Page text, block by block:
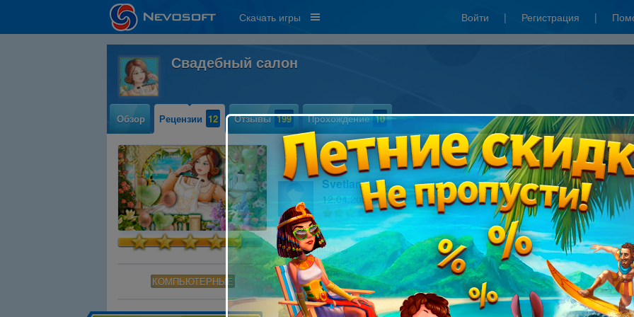
Скачать игры Войти | Регистрация |
Свадебный салон
Обзор Рецензии 12 Отзывы 199 Прохождение 10
КОМПЬЮТЕРНЫЕ
Написать рецензию
Svetlana
12.04.2021 20:57
0
Не доиграла даже одного раза. Где-то на середине четвертого сюжета игра
слетела и больше не запускается. Выдает ошибку. Пропала и иконка на столе...
Читать далее »
Артём